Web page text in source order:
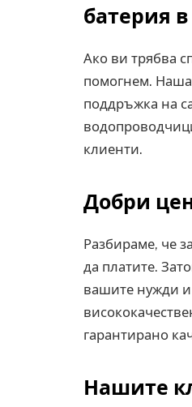
батерия
Ако ви трябва
помогнем.
поддръжка на
клиенти.
Добри
Разбираме, че
да платите.
вашите нужди и
гарантирано
Нашите